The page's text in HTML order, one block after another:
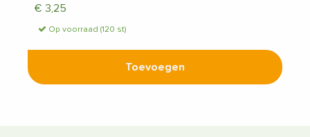
€ 3,25
Op voorraad (120 st)
Toevoegen